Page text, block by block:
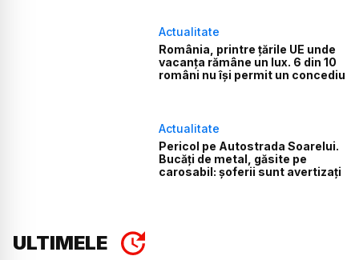
Actualitate
România, printre țările UE unde
vacanța rămâne un lux. 6 din 10
români nu își permit un concediu
Actualitate
Pericol pe Autostrada Soarelui.
Bucăți de metal, găsite pe
carosabil: șoferii sunt avertizați
ULTIMELE